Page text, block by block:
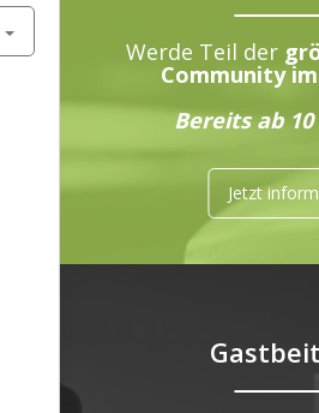
Werde Teil der
Community
Bereits ab
Jetzt